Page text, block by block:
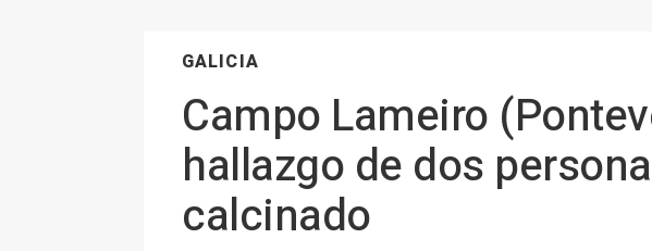
GALICIA
Campo Lameiro
hallazgo de dos
calcinado